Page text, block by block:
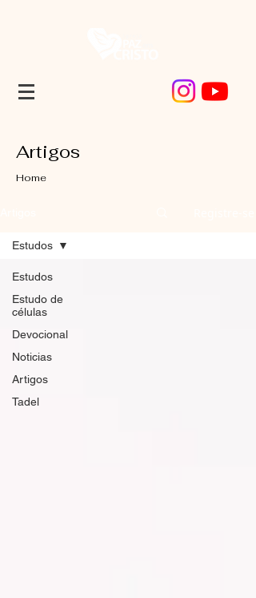
Artigos
Home
Estudos
Estudo de
células
Devocional
Noticias
Artigos
Tadel
Estudos